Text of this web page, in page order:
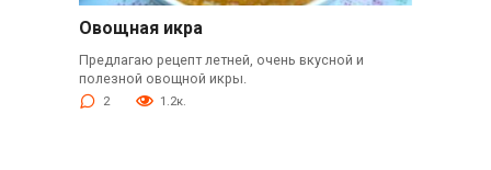
Овощная икра
Предлагаю рецепт летней, очень вкусной и
полезной овощной икры.
2 1.2к.